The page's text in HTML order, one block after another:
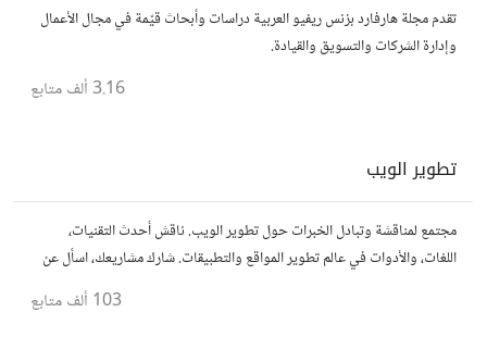
تقدم مجلة هارفارد بزنس ريفيو العربية دراسات وأبحاث قيّمة في مجال الأعمال
وإدارة الشركات والتسويق والقيادة.
3.16 ألف متابع
تطوير الويب
مجتمع لمناقشة وتبادل الخبرات حول تطوير الويب. ناقش أحدث التقنيات،
اللغات، والأدوات في عالم تطوير المواقع والتطبيقات. شارك مشاريعك، اسأل عن
103 ألف متابع